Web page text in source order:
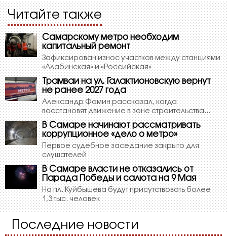
Читайте также
Самарскому метро необходим
капитальный ремонт
Зафиксирован износ участков между станциями
«Алабинская» и «Российская»
Трамваи на ул. Галактионовскую вернут
не ранее 2027 года
Александр Фомин рассказал, когда
восстановят движение в зоне строительства...
В Самаре начинают рассматривать
коррупционное «дело о метро»
Первое судебное заседание закрыто для
слушателей
В Самаре власти не отказались от
Парада Победы и салюта на 9 Мая
На пл. Куйбышева будут присутствовать более
1,3 тыс. человек
Последние новости